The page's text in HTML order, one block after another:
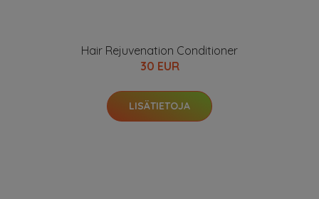
Hair Rejuvenation Conditioner
30 EUR
LISÄTIETOJA